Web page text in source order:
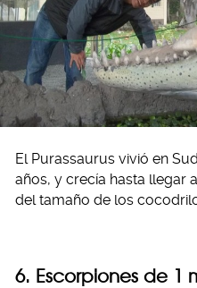
El Purassaurus vivió en
años, y crecía hasta llegar
del tamaño de los
6. Escorpiones de 1